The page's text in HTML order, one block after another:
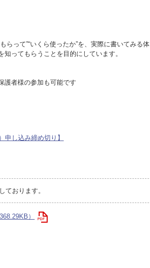
らって”“いくら使ったか”を、実際に書いてみる体
ってもらうことを目的にしています。
者様の参加も可能です
申し込み締め切り】
ております。
）